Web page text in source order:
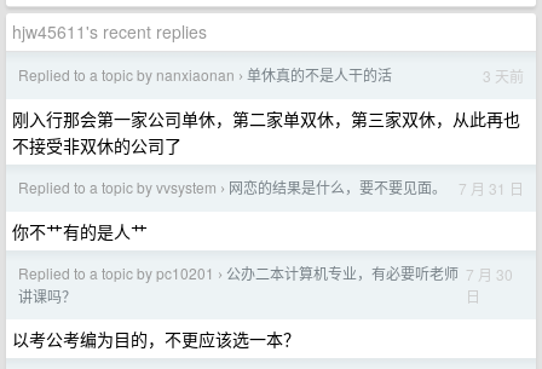
hjw45611's recent replies
Replied to a topic by nanxiaonan › 单休真的不是人干的活 3 天前
刚入行那会第一家公司单休，第二家单双休，第三家双休，从此再也
不接受非双休的公司了
Replied to a topic by vvsystem › 网恋的结果是什么，要不要见面。 7 月 31 日
你不艹有的是人艹
Replied to a topic by pc10201 › 公办二本计算机专业，有必要听老师
讲课吗？
7 月 30
日
以考公考编为目的，不更应该选一本？